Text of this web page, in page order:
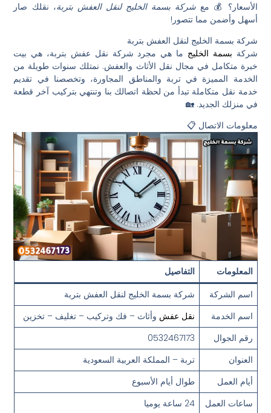
الأسعار؟ 💰 معشركة بسمة الخليج لنقل العفش بتربة، نقلك صار
أسهل وأضمن مما تتصور!
شركة بسمة الخليج لنقل العفش بتربة
شركةبسمة الخليجما هي مجرد شركة نقل عفش بتربة، هي بيت
خبرة متكامل في مجال نقل الأثاث والعفش. نمتلك سنوات طويلة من
الخدمة المميزة في تربة والمناطق المجاورة، وتخصصنا في تقديم
خدمة نقل متكاملة تبدأ من لحظة اتصالك بنا وتنتهي بتركيب آخر قطعة
في منزلك الجديد. 🏡
معلومات الاتصال 📋
المعلومات
التفاصيل
اسم الشركة
شركة بسمة الخليج لنقل العفش بتربة
اسم الخدمة
نقل عفشوأثاث – فك وتركيب – تغليف – تخزين
رقم الجوال
0532467173
العنوان
تربة – المملكة العربية السعودية
أيام العمل
طوال أيام الأسبوع
ساعات العمل
24 ساعة يوميا